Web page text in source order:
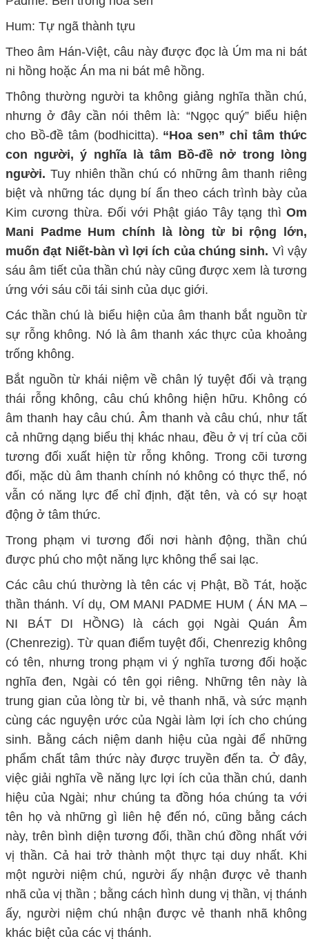
Hum: Tự ngã thành tựu
Theo âm Hán-Việt, câu này được đọc là Úm ma ni bát
ni hồng hoặc Án ma ni bát mê hồng.
Thông thường người ta không giảng nghĩa thần chú,
nhưng ở đây cần nói thêm là: “Ngọc quý” biểu hiện
cho Bồ-đề tâm (bodhicitta). “Hoa sen” chỉ tâm thức
con người, ý nghĩa là tâm Bồ-đề nở trong lòng
người. Tuy nhiên thần chú có những âm thanh riêng
biệt và những tác dụng bí ẩn theo cách trình bày của
Kim cương thừa. Đối với Phật giáo Tây tạng thì Om
Mani Padme Hum chính là lòng từ bi rộng lớn,
muốn đạt Niết-bàn vì lợi ích của chúng sinh. Vì vậy
sáu âm tiết của thần chú này cũng được xem là tương
ứng với sáu cõi tái sinh của dục giới.
Các thần chú là biểu hiện của âm thanh bắt nguồn từ
sự rỗng không. Nó là âm thanh xác thực của khoảng
trống không.
Bắt nguồn từ khái niệm về chân lý tuyệt đối và trạng
thái rỗng không, câu chú không hiện hữu. Không có
âm thanh hay câu chú. Âm thanh và câu chú, như tất
cả những dạng biểu thị khác nhau, đều ở vị trí của cõi
tương đối xuất hiện từ rỗng không. Trong cõi tương
đối, mặc dù âm thanh chính nó không có thực thể, nó
vẫn có năng lực để chỉ định, đặt tên, và có sự hoạt
động ở tâm thức.
Trong phạm vi tương đối nơi hành động, thần chú
được phú cho một năng lực không thể sai lạc.
Các câu chú thường là tên các vị Phật, Bồ Tát, hoặc
thần thánh. Ví dụ, OM MANI PADME HUM ( ÁN MA –
NI BÁT DI HỒNG) là cách gọi Ngài Quán Âm
(Chenrezig). Từ quan điểm tuyệt đối, Chenrezig không
có tên, nhưng trong phạm vi ý nghĩa tương đối hoặc
nghĩa đen, Ngài có tên gọi riêng. Những tên này là
trung gian của lòng từ bi, vẻ thanh nhã, và sức mạnh
cùng các nguyện ước của Ngài làm lợi ích cho chúng
sinh. Bằng cách niệm danh hiệu của ngài để những
phẩm chất tâm thức này được truyền đến ta. Ở đây,
việc giải nghĩa về năng lực lợi ích của thần chú, danh
hiệu của Ngài; như chúng ta đồng hóa chúng ta với
tên họ và những gì liên hệ đến nó, cũng bằng cách
này, trên bình diện tương đối, thần chú đồng nhất với
vị thần. Cả hai trở thành một thực tại duy nhất. Khi
một người niệm chú, người ấy nhận được vẻ thanh
nhã của vị thần ; bằng cách hình dung vị thần, vị thánh
ấy, người niệm chú nhận được vẻ thanh nhã không
khác biệt của các vị thánh.